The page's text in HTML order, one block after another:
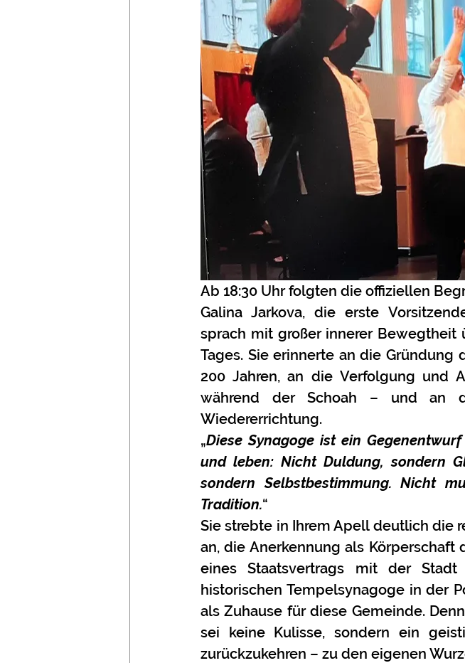
Ab 18:30 Uhr folgten die offiziellen
Galina Jarkova, die erste
sprach mit großer innerer
Tages. Sie erinnerte an die Gründung
200 Jahren, an die Verfolgung und
während der Schoah – und an
Wiedererrichtung.
„Diese Synagoge ist ein
und leben: Nicht Duldung, sondern
sondern Selbstbestimmung. Nicht
Tradition.“
Sie strebte in Ihrem Apell deutlich die
an, die Anerkennung als
eines Staatsvertrags mit der
historischen Tempelsynagoge in der
als Zuhause für diese Gemeinde.
sei keine Kulisse, sondern ein
zurückzukehren – zu den eigenen